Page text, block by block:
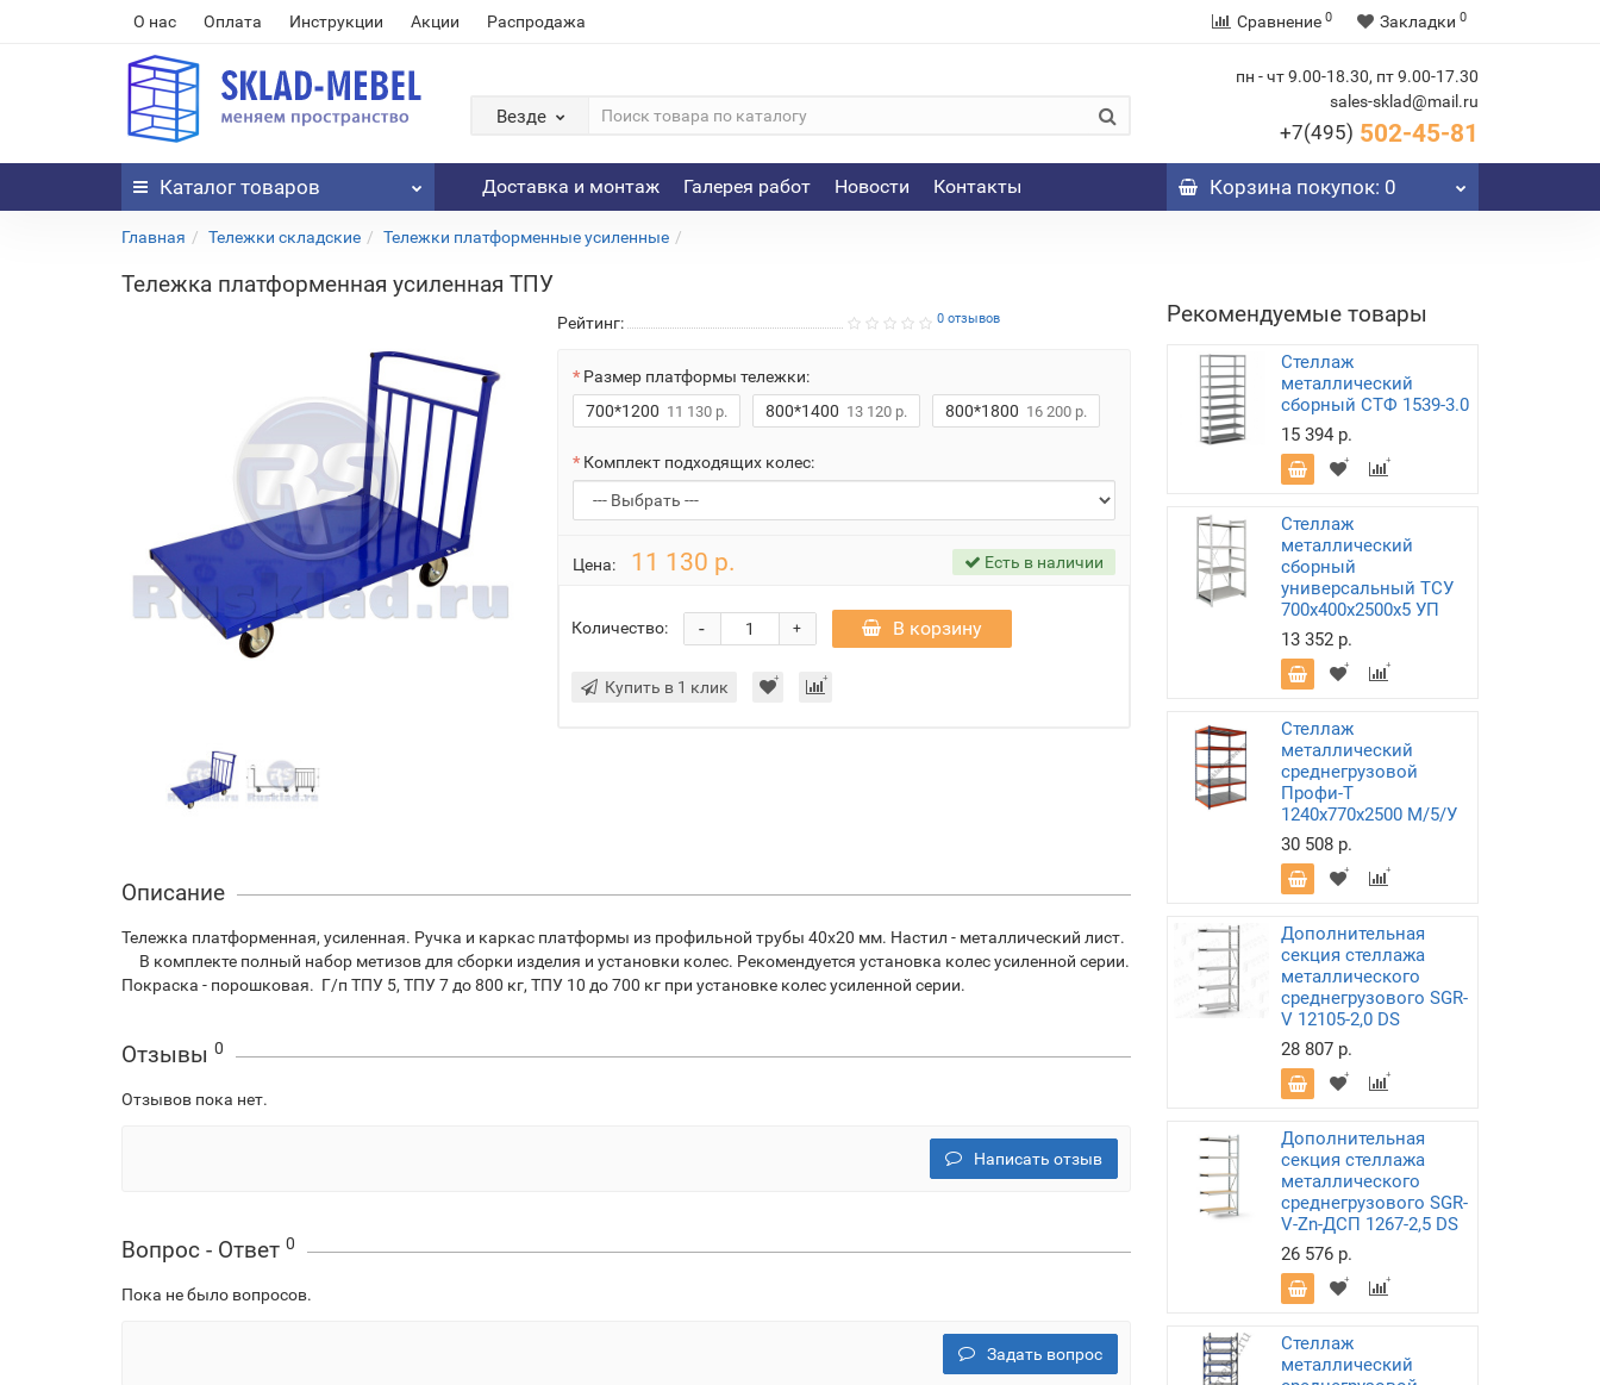
О нас Оплата Инструкции Акции Распродажа Сравнение 0 Закладки 0
Везде
пн - чт 9.00-18.30, пт 9.00-17.30
sales-sklad@mail.ru
+7(495) 502-45-81
Каталог товаров Доставка и монтаж Галерея работ Новости Контакты Корзинапокупок: 0
Главная Тележки складские Тележки платформенные усиленные
Тележка платформенная усиленная ТПУ
Рейтинг: 0 отзывов
Размер платформы тележки:
700*1200 11 130 р. 800*1400 13 120 р. 800*1800 16 200 р.
Комплект подходящих колес:
Цена: 11 130 р. Есть в наличии
Количество: +
- В корзину
Купить в 1 клик
Описание
Тележка платформенная, усиленная. Ручка и каркас платформы из профильной трубы 40х20 мм. Настил - металлический лист.
В комплекте полный набор метизов для сборки изделия и установки колес. Рекомендуется установка колес усиленной серии.
Покраска - порошковая. Г/п ТПУ 5, ТПУ 7 до 800 кг, ТПУ 10 до 700 кг при установке колес усиленной серии.
Отзывы 0
Отзывов пока нет.
Написать отзыв
Вопрос - Ответ 0
Пока не было вопросов.
Задать вопрос
Рекомендуемые товары
Стеллаж
металлический
сборный СТФ 1539-3.0
15 394 р.
Стеллаж
металлический
сборный
универсальный ТСУ
700х400х2500х5 УП
13 352 р.
Стеллаж
металлический
среднегрузовой
Профи-Т
1240х770х2500 M/5/У
30 508 р.
Дополнительная
секция стеллажа
металлического
среднегрузового SGR-
V 12105-2,0 DS
28 807 р.
Дополнительная
секция стеллажа
металлического
среднегрузового SGR-
V-Zn-ДСП 1267-2,5 DS
26 576 р.
Стеллаж
металлический